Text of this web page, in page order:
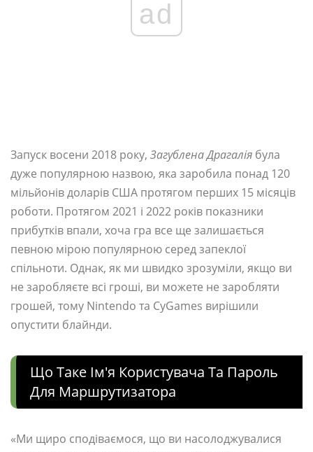
ad
Запуск восени 2018 року, Загублена Драгалія була
дуже популярною назвою, яка заробила понад 120
мільйонів доларів США протягом перших 15 місяців
роботи. Протягом 2021 і 2022 років показники
прибутків впали, хоча гра все ще залишається
певною мірою популярною серед запеклої
спільноти. Однак, як ми швидко зрозуміли, якщо ви
не заробляєте всі гроші, ви можете не заробляти
грошей, тому Nintendo та CyGames вирішили
опустити блайнди.
Що Таке Ім'я Користувача Та Пароль
Для Маршрутизатора
«Ми щиро сподіваємося, що ви насолоджувалися